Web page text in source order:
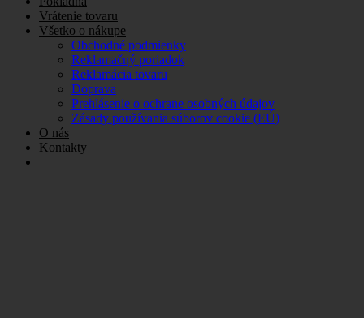
Vrátenie tovaru
Všetko o nákupe
Obchodné podmienky
Reklamačný poriadok
Reklamácia tovaru
Doprava
Prehlásenie o ochrane osobných údajov
Zásady používania súborov cookie (EÚ)
O nás
Kontakty